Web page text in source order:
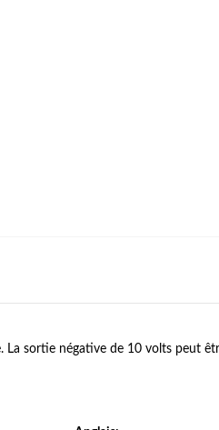
sortie négative de 10 volts peut